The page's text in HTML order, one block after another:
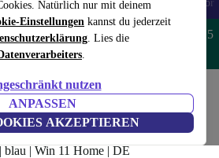
Natürlich nur mit deinem
Einstellungen kannst du jederzeit
. Lies die
.
nutzen
ANPASSEN
AKZEPTIEREN
Laptops Tablets Smartwatches Zubehör
und iPads – Code: MACPAD5
Acer Laptops
51 | i7-1165G7 | 14"
| Win 11 Home | DE